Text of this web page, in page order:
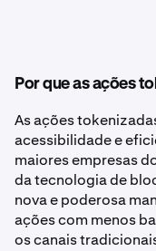
Por que as ações
As ações
acessibilidade e
maiores empresas
da tecnologia de
nova e poderosa
ações com menos
os canais